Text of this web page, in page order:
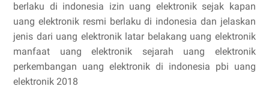
berlaku di indonesia izin uang elektronik sejak kapan
uang elektronik resmi berlaku di indonesia dan jelaskan
jenis dari uang elektronik latar belakang uang elektronik
manfaat uang elektronik sejarah uang elektronik
perkembangan uang elektronik di indonesia pbi uang
elektronik 2018